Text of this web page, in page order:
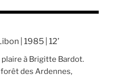
| 1985 | 12’
plaire à Brigitte Bardot.
forêt des Ardennes,